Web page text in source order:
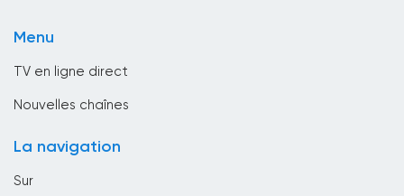
Menu
TV en ligne direct
Nouvelles chaînes
La navigation
Sur